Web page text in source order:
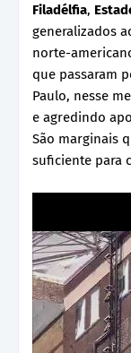
Filadélfia,
generalizados
norte-
que passaram
Paulo, nesse
e agredindo
São marginais
suficiente para